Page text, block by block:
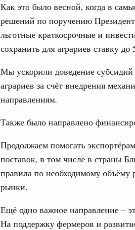
Как это было весной, когда в
решений по поручению
льготные краткосрочные и
сохранить для аграриев ставку до
Мы ускорили доведение
аграриев за счёт внедрения
направлениям.
Также было направлено
Продолжаем помогать
поставок, в том числе в страны
правила по необходимому
рынки.
Ещё одно важное направление –
На поддержку фермеров и